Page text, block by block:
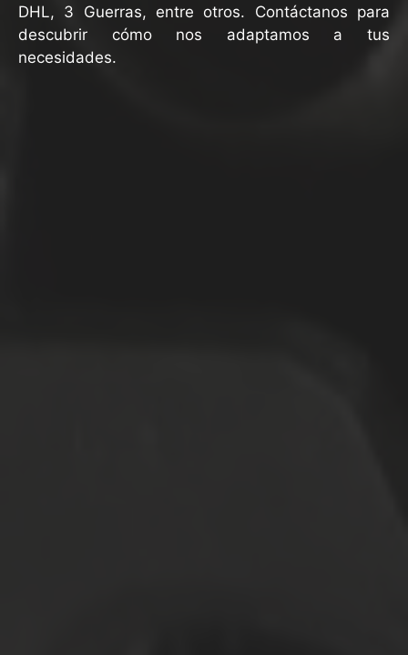
DHL, 3 Guerras, entre otros. Contáctanos para
descubrir cómo nos adaptamos a tus
necesidades.